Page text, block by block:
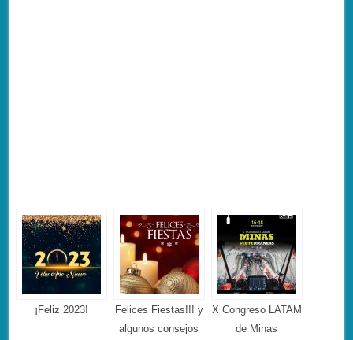
¡Feliz 2023!
Felices Fiestas!!! y
algunos consejos
X Congreso LATAM
de Minas